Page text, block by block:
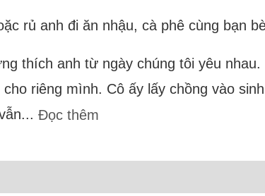
rủ anh đi ăn nhậu, cà phê cùng bạn
thích anh từ ngày chúng tôi yêu
riêng mình. Cô ấy lấy chồng vào
Đọc thêm